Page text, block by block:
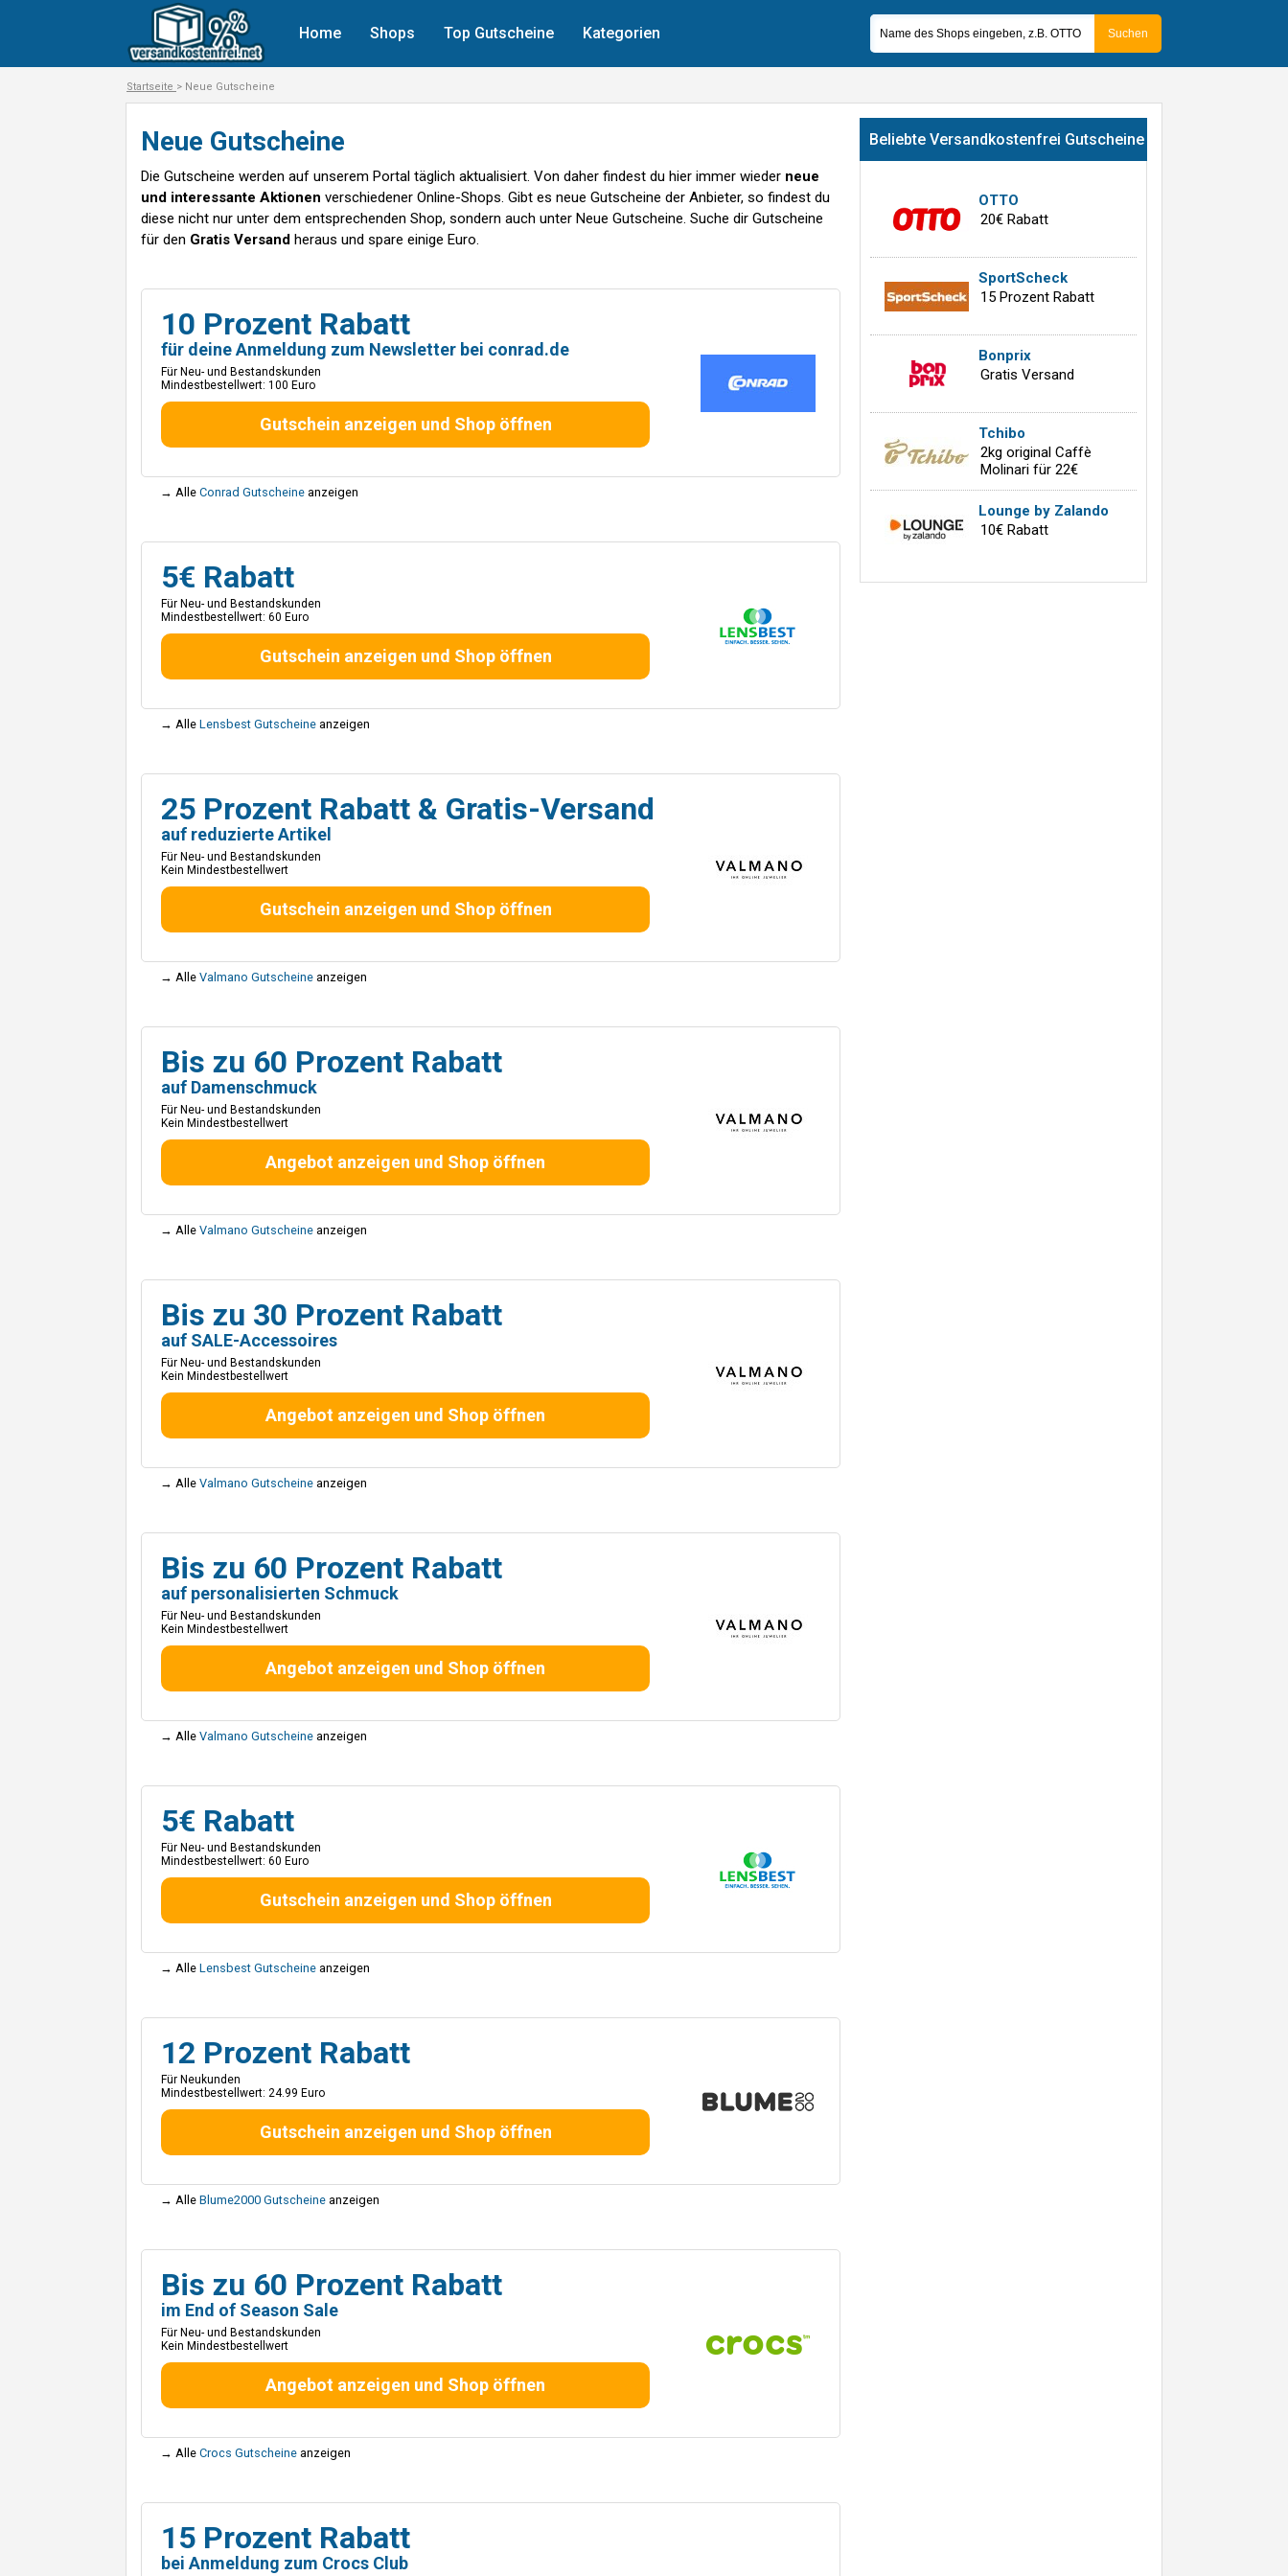
Home Shops Top Gutscheine Kategorien
Startseite > Neue Gutscheine
Neue Gutscheine
Die Gutscheine werden auf unserem Portal täglich aktualisiert. Von daher findest du hier immer wieder neue
und interessante Aktionen verschiedener Online-Shops. Gibt es neue Gutscheine der Anbieter, so findest du
diese nicht nur unter dem entsprechenden Shop, sondern auch unter Neue Gutscheine. Suche dir Gutscheine
für den Gratis Versand heraus und spare einige Euro.
10 Prozent Rabatt
für deine Anmeldung zum Newsletter bei conrad.de
Für Neu- und Bestandskunden
Mindestbestellwert: 100 Euro
Gutschein anzeigen und Shop öffnen
→ Alle Conrad Gutscheine anzeigen
5€ Rabatt
Für Neu- und Bestandskunden
Mindestbestellwert: 60 Euro
Gutschein anzeigen und Shop öffnen
→ Alle Lensbest Gutscheine anzeigen
25 Prozent Rabatt & Gratis-Versand
auf reduzierte Artikel
Für Neu- und Bestandskunden
Kein Mindestbestellwert
Gutschein anzeigen und Shop öffnen
→ Alle Valmano Gutscheine anzeigen
Bis zu 60 Prozent Rabatt
auf Damenschmuck
Für Neu- und Bestandskunden
Kein Mindestbestellwert
Angebot anzeigen und Shop öffnen
→ Alle Valmano Gutscheine anzeigen
Bis zu 30 Prozent Rabatt
auf SALE-Accessoires
Für Neu- und Bestandskunden
Kein Mindestbestellwert
Angebot anzeigen und Shop öffnen
→ Alle Valmano Gutscheine anzeigen
Bis zu 60 Prozent Rabatt
auf personalisierten Schmuck
Für Neu- und Bestandskunden
Kein Mindestbestellwert
Angebot anzeigen und Shop öffnen
→ Alle Valmano Gutscheine anzeigen
5€ Rabatt
Für Neu- und Bestandskunden
Mindestbestellwert: 60 Euro
Gutschein anzeigen und Shop öffnen
→ Alle Lensbest Gutscheine anzeigen
12 Prozent Rabatt
Für Neukunden
Mindestbestellwert: 24.99 Euro
Gutschein anzeigen und Shop öffnen
→ Alle Blume2000 Gutscheine anzeigen
Bis zu 60 Prozent Rabatt
im End of Season Sale
Für Neu- und Bestandskunden
Kein Mindestbestellwert
Angebot anzeigen und Shop öffnen
→ Alle Crocs Gutscheine anzeigen
15 Prozent Rabatt
bei Anmeldung zum Crocs Club
Beliebte Versandkostenfrei Gutscheine
OTTO
20€ Rabatt
SportScheck
15 Prozent Rabatt
Bonprix
Gratis Versand
Tchibo
2kg original Caffè
Molinari für 22€
Lounge by Zalando
10€ Rabatt